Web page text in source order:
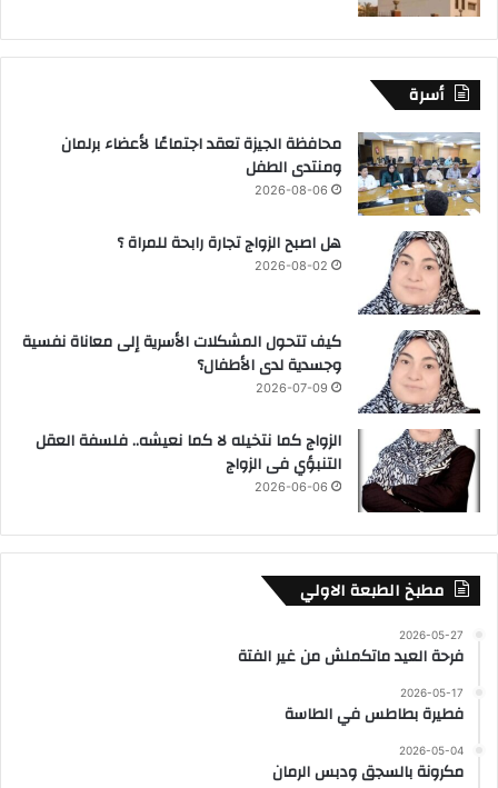
أسرة
محافظة الجيزة تعقد اجتماعًا لأعضاء برلمان
ومنتدى الطفل
2026-08-06
هل اصبح الزواج تجارة رابحة للمراة ؟
2026-08-02
كيف تتحول المشكلات الأسرية إلى معاناة نفسية
وجسدية لدى الأطفال؟
2026-07-09
الزواج كما نتخيله لا كما نعيشه.. فلسفة العقل
التنبؤي فى الزواج
2026-06-06
مطبخ الطبعة الاولي
2026-05-27
فرحة العيد ماتكملش من غير الفتة
2026-05-17
فطيرة بطاطس في الطاسة
2026-05-04
مكرونة بالسجق ودبس الرمان